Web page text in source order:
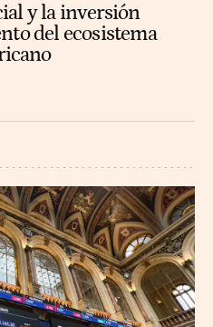
y la inversión
del ecosistema